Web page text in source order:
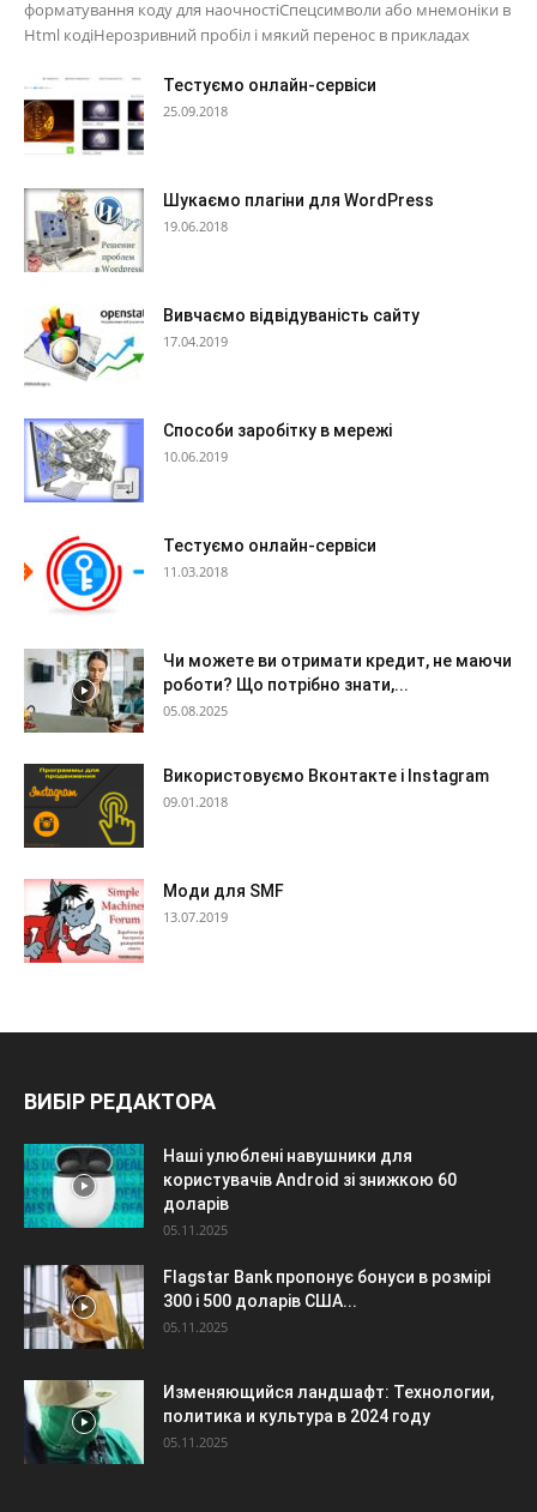
форматування коду для наочностіСпецсимволи або мнемоніки в
Html кодіНерозривний пробіл і мякий перенос в прикладах
Тестуємо онлайн-сервіси
25.09.2018
Шукаємо плагіни для WordPress
19.06.2018
Вивчаємо відвідуваність сайту
17.04.2019
Способи заробітку в мережі
10.06.2019
Тестуємо онлайн-сервіси
11.03.2018
Чи можете ви отримати кредит, не маючи
роботи? Що потрібно знати,...
05.08.2025
Використовуємо Вконтакте і Instagram
09.01.2018
Моди для SMF
13.07.2019
ВИБІР РЕДАКТОРА
Наші улюблені навушники для
користувачів Android зі знижкою 60
доларів
05.11.2025
Flagstar Bank пропонує бонуси в розмірі
300 і 500 доларів США...
05.11.2025
Изменяющийся ландшафт: Технологии,
политика и культура в 2024 году
05.11.2025